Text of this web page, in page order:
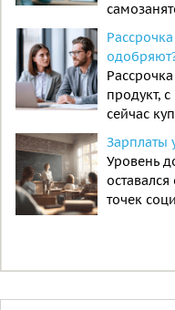
продукт,
сейчас
Зарплаты
Уровень
точек